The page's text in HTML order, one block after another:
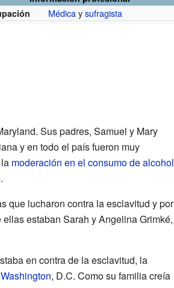
Médicaysufragista
Sus padres, Samuel y Mary
y en todo el país fueron muy
moderación en el consumo de alcohol
.
que lucharon contra la esclavitud y por
estaban Sarah y Angelina Grimké,
en contra de la esclavitud, la
Washington, D.C. Como su familia creía